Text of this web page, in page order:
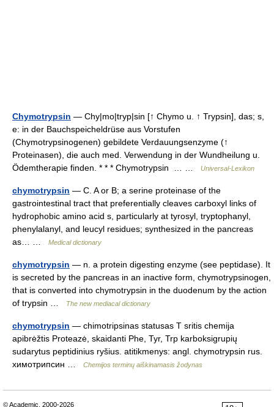
Chymotrypsin — Chy|mo|tryp|sin [↑ Chymo u. ↑ Trypsin], das; s,
e: in der Bauchspeicheldrüse aus Vorstufen
(Chymotrypsinogenen) gebildete Verdauungsenzyme (↑
Proteinasen), die auch med. Verwendung in der Wundheilung u.
Ödemtherapie finden. * * * Chymotrypsin … …
Universal-Lexikon
chymotrypsin — C. A or B; a serine proteinase of the
gastrointestinal tract that preferentially cleaves carboxyl links of
hydrophobic amino acid s, particularly at tyrosyl, tryptophanyl,
phenylalanyl, and leucyl residues; synthesized in the pancreas
as… …
Medical dictionary
chymotrypsin — n. a protein digesting enzyme (see peptidase). It
is secreted by the pancreas in an inactive form, chymotrypsinogen,
that is converted into chymotrypsin in the duodenum by the action
of trypsin …
The new mediacal dictionary
chymotrypsin — chimotripsinas statusas T sritis chemija
apibrėžtis Proteazė, skaidanti Phe, Tyr, Trp karboksigrupių
sudarytus peptidinius ryšius. atitikmenys: angl. chymotrypsin rus.
химотрипсин …
Chemijos terminų aiškinamasis žodynas
© Academic, 2000-2026